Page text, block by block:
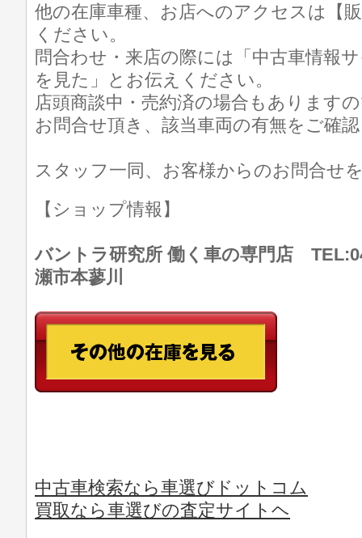
他の在庫車種、お店へのアクセスは【
ください。
問合わせ・来店の際には「中古車情報
を見た」とお伝えください。
店頭商談中・売約済の場合もあります
お問合せ頂き、該当車両の有無をご確
スタッフ一同、お客様からのお問合せ
【ショップ情報】
バントラ研究所 働く車の専門店
瀬市本蓼川
中古車検索なら車選びドットコム
買取なら車選びの査定サイトヘ